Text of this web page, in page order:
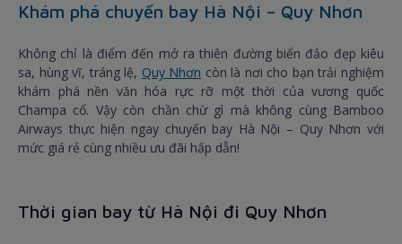
Khám phá chuyến bay Hà Nội – Quy Nhơn
Không chỉ là điểm đến mở ra thiên đường biển đảo đẹp kiêu
sa, hùng vĩ, tráng lệ, Quy Nhơn còn là nơi cho bạn trải nghiệm
khám phá nền văn hóa rực rỡ một thời của vương quốc
Champa cổ. Vậy còn chần chừ gì mà không cùng Bamboo
Airways thực hiện ngay chuyến bay Hà Nội – Quy Nhơn với
mức giá rẻ cùng nhiều ưu đãi hấp dẫn!
Thời gian bay từ Hà Nội đi Quy Nhơn